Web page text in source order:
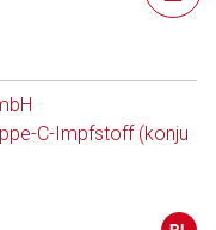
a
n
r
C-Impfstoff (konju